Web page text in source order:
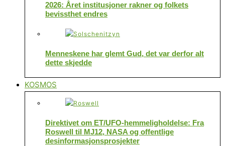
2026: Året institusjoner rakner og folkets
bevissthet endres
Menneskene har glemt Gud, det var derfor alt
dette skjedde
KOSMOS
Direktivet om ET/UFO-hemmeligholdelse: Fra
Roswell til MJ12, NASA og offentlige
desinformasjonsprosjekter